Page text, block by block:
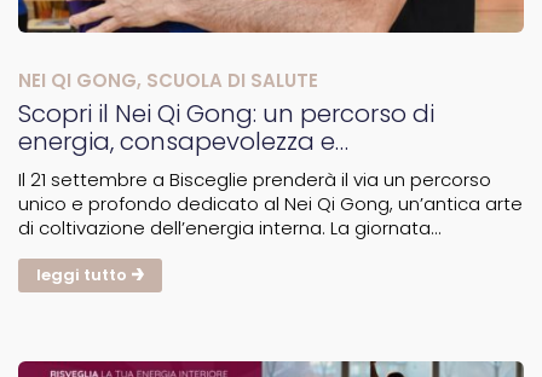
Scopri il Nei Qi Gong: un percorso di
energia, consapevolezza e
trasformazione
NEI QI GONG, SCUOLA DI SALUTE
Il 21 settembre a Bisceglie prenderà il via un percorso
unico e profondo dedicato al Nei Qi Gong, un’antica arte
di coltivazione dell’energia interna. La giornata
la quale si praticherà lo Xing Shen Zhuang Gong,...
leggi tutto